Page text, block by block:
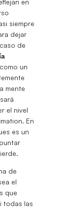
siempre
dejar
de
un
mente
el nivel
En
es un
de
el
que
todas las